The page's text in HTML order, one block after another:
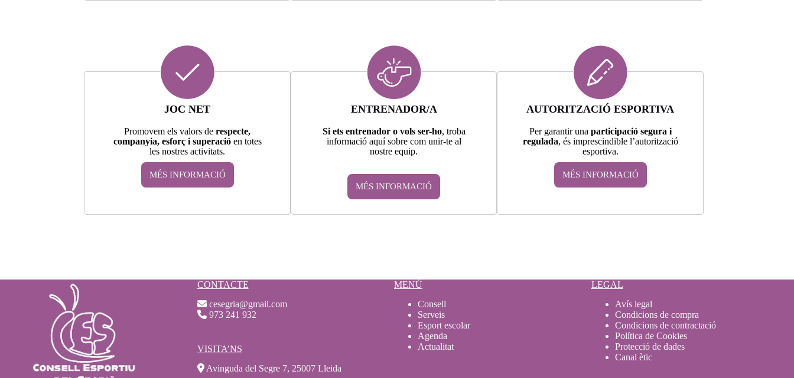
JOC NET
Promovem els valors derespecte,
companyia, esforç i superacióen totes
les nostres activitats.
MÉS INFORMACIÓ
ENTRENADOR/A
Si ets entrenador o vols ser-ho, troba
informació aquí sobre com unir-te al
nostre equip.
MÉS INFORMACIÓ
AUTORITZACIÓ ESPORTIVA
Per garantir una participació segura i
regulada, és imprescindible l’autorització
esportiva.
MÉS INFORMACIÓ
CONTACTE
cesegria@gmail.com
973 241 932
VISITA’NS
Avinguda del Segre 7, 25007 Lleida
MENÚ
Consell
Serveis
Esport escolar
Agenda
Actualitat
LEGAL
Avís legal
Condicions de compra
Condicions de contractació
Política de Cookies
Protecció de dades
Canal ètic